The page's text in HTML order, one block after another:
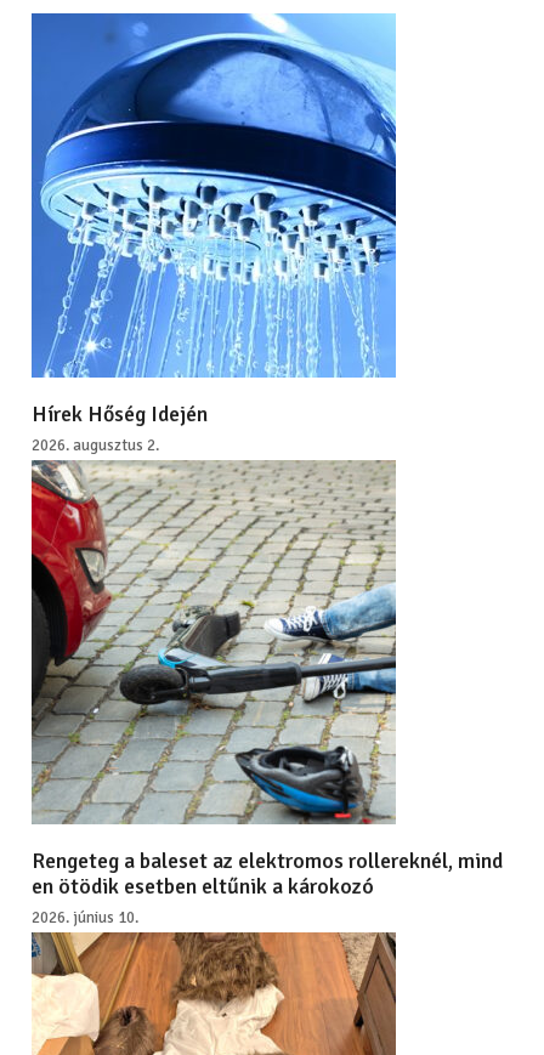
Hírek Hőség Idején
2026. augusztus 2.
Rengeteg a baleset az elektromos rollereknél, mind
en ötödik esetben eltűnik a károkozó
2026. június 10.